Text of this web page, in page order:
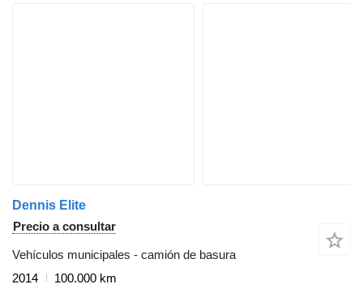
Dennis Elite
Precio a consultar
Vehículos municipales - camión de basura
2014
100.000 km